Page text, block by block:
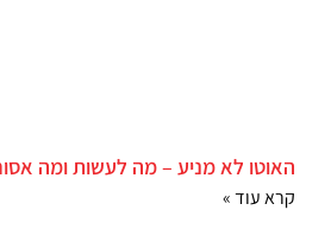
האוטו לא מניע – מה לעשות ומה
קרא עוד »